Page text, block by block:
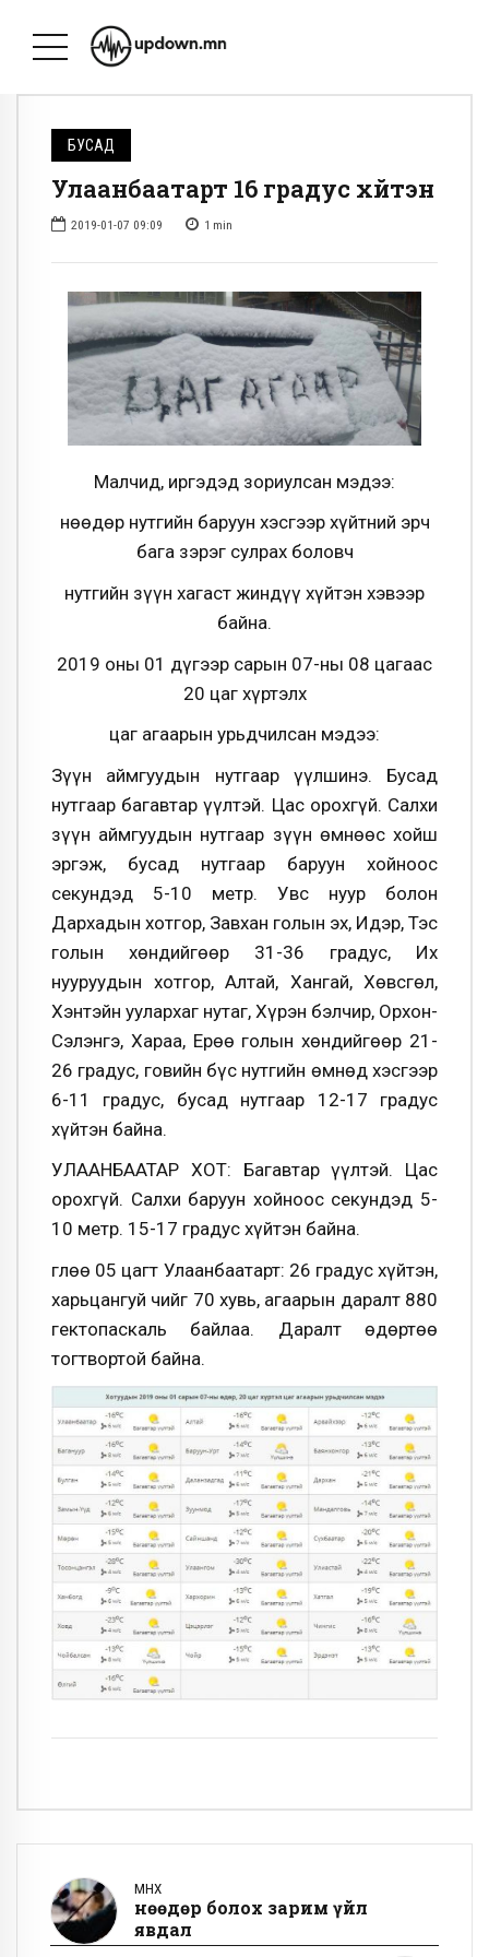
БУСАД
Улаанбаатарт 16 градус хүйтэн
2019-01-07 09:09 1 min
Малчид, иргэдэд зориулсан мэдээ:
Өнөөдөр нутгийн баруун хэсгээр хүйтний эрч
бага зэрэг сулрах боловч
нутгийн зүүн хагаст жиндүү хүйтэн хэвээр
байна.
2019 оны 01 дүгээр сарын 07-ны 08 цагаас
20 цаг хүртэлх
цаг агаарын урьдчилсан мэдээ:
Зүүн аймгуудын нутгаар үүлшинэ. Бусад
нутгаар багавтар үүлтэй. Цас орохгүй. Салхи
зүүн аймгуудын нутгаар зүүн өмнөөс хойш
эргэж, бусад нутгаар баруун хойноос
секундэд 5-10 метр. Увс нуур болон
Дархадын хотгор, Завхан голын эх, Идэр, Тэс
голын хөндийгөөр 31-36 градус, Их
нууруудын хотгор, Алтай, Хангай, Хөвсгөл,
Хэнтэйн уулархаг нутаг, Хүрэн бэлчир, Орхон-
Сэлэнгэ, Хараа, Ерөө голын хөндийгөөр 21-
26 градус, говийн бүс нутгийн өмнөд хэсгээр
6-11 градус, бусад нутгаар 12-17 градус
хүйтэн байна.
УЛААНБААТАР ХОТ: Багавтар үүлтэй. Цас
орохгүй. Салхи баруун хойноос секундэд 5-
10 метр. 15-17 градус хүйтэн байна.
Өглөө 05 цагт Улаанбаатарт: 26 градус хүйтэн,
харьцангуй чийг 70 хувь, агаарын даралт 880
гектопаскаль байлаа. Даралт өдөртөө
тогтвортой байна.
ӨМНӨХ
Өнөөдөр болох зарим үйл
явдал